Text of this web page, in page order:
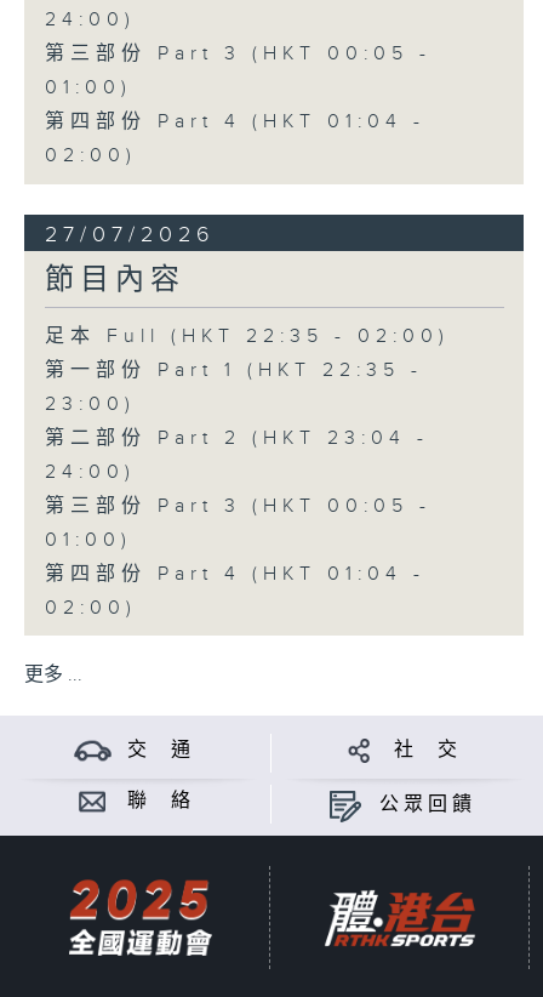
24:00)
第三部份 Part 3 (HKT 00:05 -
01:00)
第四部份 Part 4 (HKT 01:04 -
02:00)
27/07/2026
節目內容
足本 Full (HKT 22:35 - 02:00)
第一部份 Part 1 (HKT 22:35 -
23:00)
第二部份 Part 2 (HKT 23:04 -
24:00)
第三部份 Part 3 (HKT 00:05 -
01:00)
第四部份 Part 4 (HKT 01:04 -
02:00)
更多 ...
交 通 社 交
聯 絡 公眾回饋